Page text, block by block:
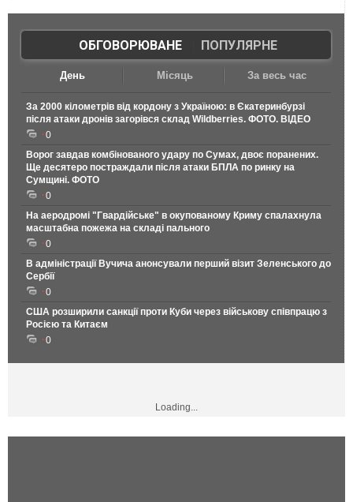
ОБГОВОРЮВАНЕ| ПОПУЛЯРНЕ
День Місяць За весь час
За 2000 кілометрів від кордону з Україною: в Єкатеринбурзі
після атаки дронів загорівся склад Wildberries. ФОТО. ВІДЕО
0
Ворог завдав комбінованого удару по Сумах, двоє поранених.
Ще десятеро постраждали після атаки БПЛА по ринку на
Сумщині. ФОТО
0
На аеродромі "Гвардійське" в окупованому Криму спалахнула
масштабна пожежа на складі пального
0
В адміністрації Вучича анонсували перший візит Зеленського до
Сербії
0
США розширили санкції проти Куби через військову співпрацю з
Росією та Китаєм
0
Loading...